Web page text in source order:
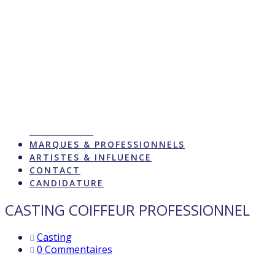
MARQUES & PROFESSIONNELS
ARTISTES & INFLUENCE
CONTACT
CANDIDATURE
CASTING COIFFEUR PROFESSIONNEL
Casting
0 Commentaires